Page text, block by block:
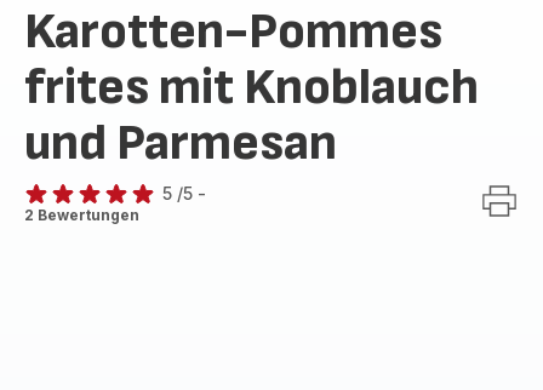
Karotten-Pommes
frites mit Knoblauch
und Parmesan
Bewertung
5 /5 -
2 Bewertungen